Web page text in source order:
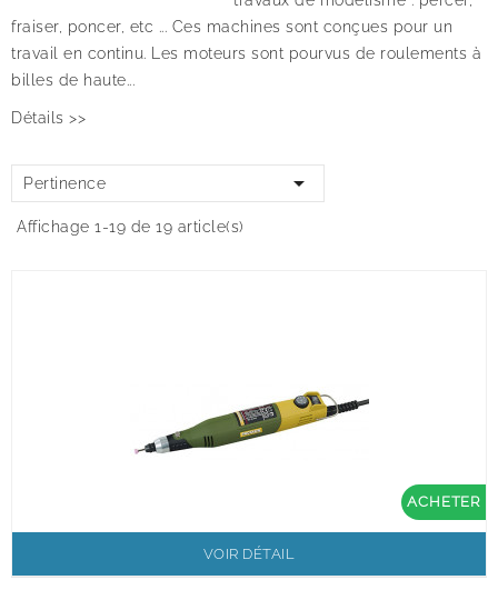
fraiser, poncer, etc ... Ces machines sont conçues pour un
travail en continu. Les moteurs sont pourvus de roulements à
billes de haute...
Détails >>
Pertinence 
Affichage 1-19 de 19 article(s)
ACHETER
VOIR DÉTAIL